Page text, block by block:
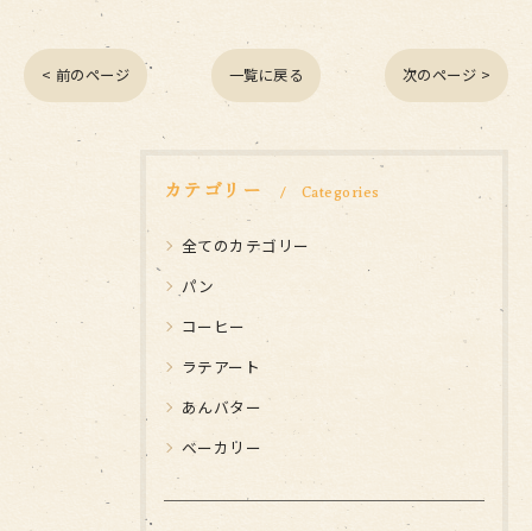
< 前のページ 一覧に戻る 次のページ >
カテゴリー Categories
全てのカテゴリー
パン
コーヒー
ラテアート
あんバター
ベーカリー